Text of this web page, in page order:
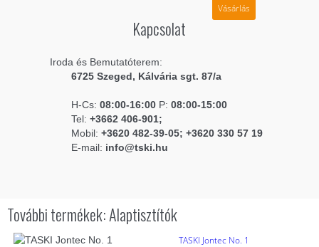
Vásárlás
Kapcsolat
Iroda és Bemutatóterem:
6725 Szeged, Kálvária sgt. 87/a
H-Cs: 08:00-16:00 P: 08:00-15:00
Tel: +3662 406-901;
Mobil: +3620 482-39-05; +3620 330 57 19
E-mail: info@tski.hu
További termékek: Alaptisztítók
TASKI Jontec No. 1